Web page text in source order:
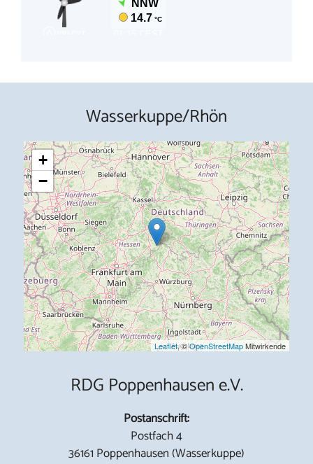
Wasserkuppe/Rhön
+
−
Leaflet, ©OpenStreetMapMitwirkende
RDG Poppenhausen e.V.
Postanschrift:
Postfach 4
36161 Poppenhausen (Wasserkuppe)